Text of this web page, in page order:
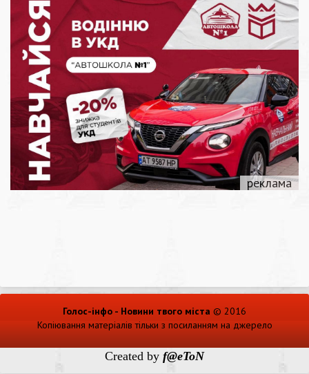
Голос-інфо - Новини твого міста © 2016
Копіювання матеріалів тільки з посиланням на джерело
Created by f@eToN